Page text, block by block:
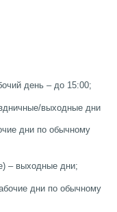
день – до 15:00;
выходные дни
дни по обычному
– выходные дни;
дни по обычному